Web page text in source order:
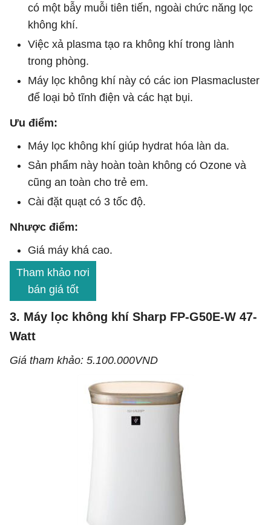
có một bẫy muỗi tiên tiến, ngoài chức năng lọc
không khí.
Việc xả plasma tạo ra không khí trong lành
trong phòng.
Máy lọc không khí này có các ion Plasmacluster
để loại bỏ tĩnh điện và các hạt bụi.
Ưu điểm:
Máy lọc không khí giúp hydrat hóa làn da.
Sản phẩm này hoàn toàn không có Ozone và
cũng an toàn cho trẻ em.
Cài đặt quạt có 3 tốc độ.
Nhược điểm:
Giá máy khá cao.
Tham khảo nơi
bán giá tốt
3. Máy lọc không khí Sharp FP-G50E-W 47-
Watt
Giá tham khảo: 5.100.000VND